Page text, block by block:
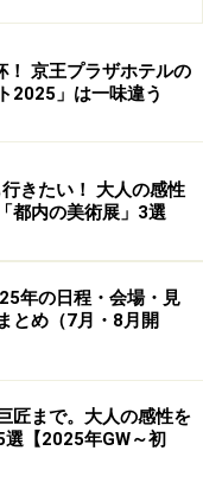
んが散歩に出掛ける
気を博しているの
、観光情報もゲッ
。また業平橋駅前
ー インフォプラ
を映像で見られる
信しています。
京王プラザホテルの
2025」は一味違う
きたい！ 大人の感性
都内の美術展」3選
年の日程・会場・見
とめ（7月・8月開
匠まで。大人の感性を
【2025年GW～初